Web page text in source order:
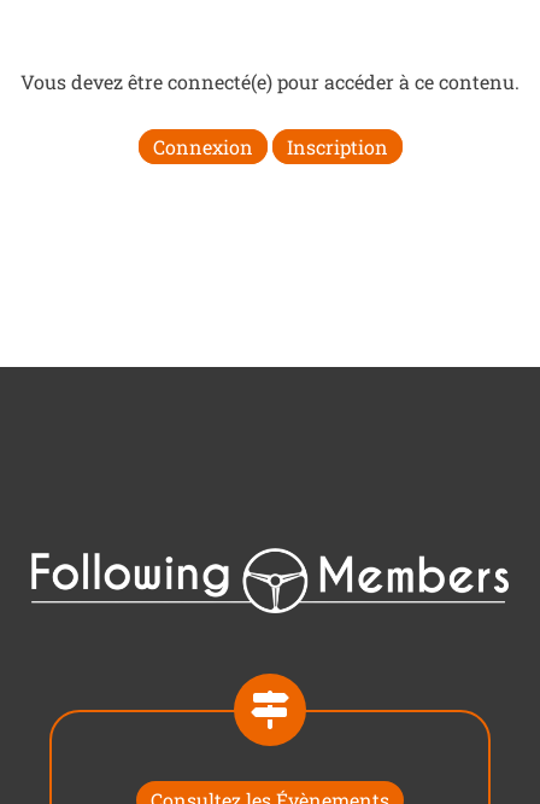
Vous devez être connecté(e) pour accéder à ce contenu.
Connexion Inscription